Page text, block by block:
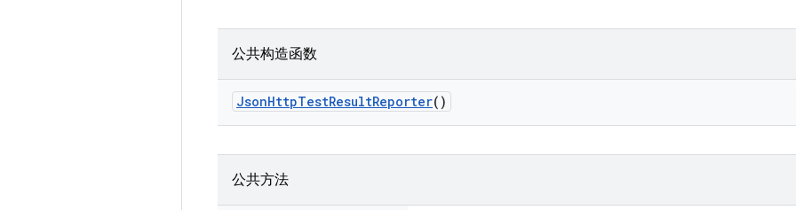
公共构造函数
JsonHttpTestResultReporter()
公共方法